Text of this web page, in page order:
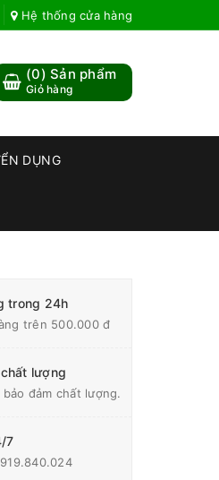
Hệ thống cửa hàng
(0) Sản phẩm
Giỏ hàng
DỤNG
trong 24h
trên 500.000 đ
lượng
bảo đảm chất lượng.
7